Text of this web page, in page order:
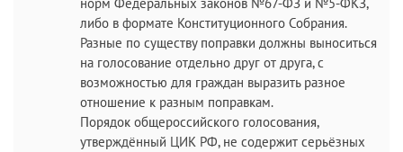
либо в формате Конституционного Собрания.
Разные по существу поправки должны выноситься
на голосование отдельно друг от друга, с
возможностью для граждан выразить разное
отношение к разным поправкам.
Порядок общероссийского голосования,
утверждённый ЦИК РФ, не содержит серьёзных